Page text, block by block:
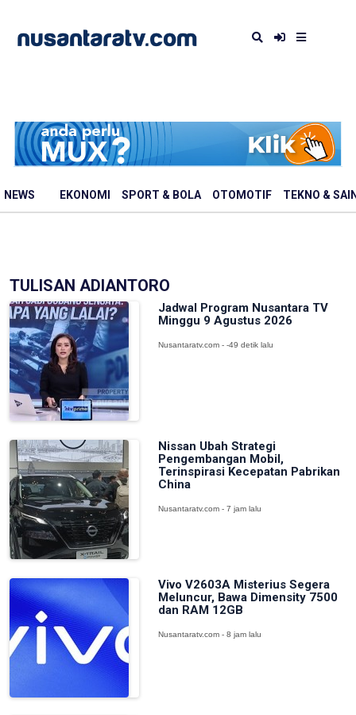
NEWS EKONOMI SPORT & BOLA OTOMOTIF TEKNO &
TULISAN ADIANTORO
Jadwal Program Nusantara TV
Minggu 9 Agustus 2026
Nusantaratv.com - -49 detik lalu
Nissan Ubah Strategi
Pengembangan Mobil,
Terinspirasi Kecepatan Pabrikan
China
Nusantaratv.com - 7 jam lalu
Vivo V2603A Misterius Segera
Meluncur, Bawa Dimensity 7500
dan RAM 12GB
Nusantaratv.com - 8 jam lalu